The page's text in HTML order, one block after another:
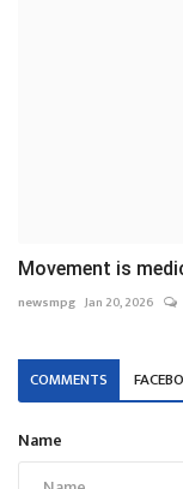
Movement is
newsmpg Jan 20, 2026
COMMENTS
Name